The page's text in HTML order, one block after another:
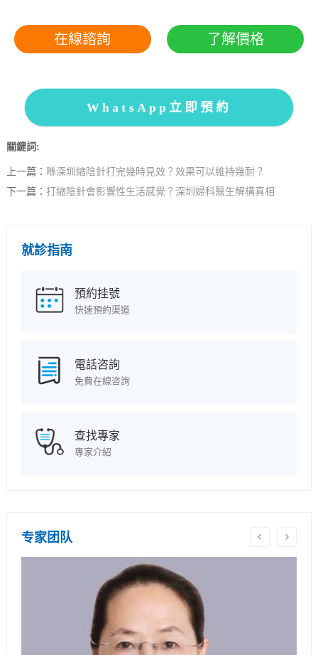
在線諮詢 了解價格
WhatsApp立即預約
關鍵詞:
上一篇： 喺深圳縮陰針打完幾時見效？效果可以維持幾耐？
下一篇： 打縮陰針會影響性生活感覺？深圳婦科醫生解構真相
就診指南
預約挂號
快速預約渠道
電話咨詢
免費在線咨詢
查找專家
專家介紹
专家团队